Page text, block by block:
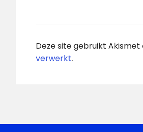
Deze site gebruikt
verwerkt.